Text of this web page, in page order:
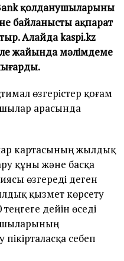
қолданушыларының
байланысты ақпарат
Алайда kaspi.kz
жайында мәлімдеме
өзгерістер қоғам
арасында
картасының жылдық
құны және басқа
өзгереді деген
қызмет көрсету
дейін өседі
себеп